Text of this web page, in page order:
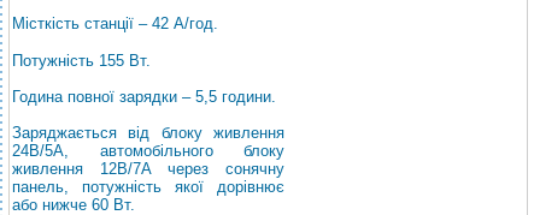
Місткість станції – 42 А/год.
Потужність 155 Вт.
Година повної зарядки – 5,5 години.
Заряджається від блоку живлення
24В/5А, автомобільного блоку
живлення 12В/7А через сонячну
панель, потужність якої дорівнює
або нижче 60 Вт.